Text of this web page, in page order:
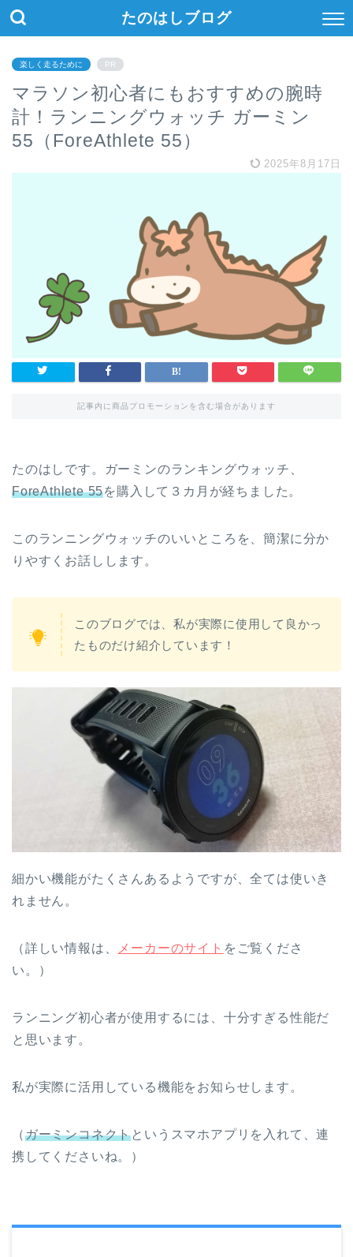
たのはしブログ
楽しく走るために PR
マラソン初心者にもおすすめの腕時
計！ランニングウォッチ ガーミン
55（ForeAthlete 55）
2025年8月17日
記事内に商品プロモーションを含む場合があります
たのはしです。ガーミンのランキングウォッチ、
ForeAthlete 55を購入して３カ月が経ちました。
このランニングウォッチのいいところを、簡潔に分か
りやすくお話しします。
このブログでは、私が実際に使用して良かっ
たものだけ紹介しています！
細かい機能がたくさんあるようですが、全ては使いき
れません。
（詳しい情報は、 メーカーのサイト をご覧くださ
い。）
ランニング初心者が使用するには、十分すぎる性能だ
と思います。
私が実際に活用している機能をお知らせします。
（ガーミンコネクトというスマホアプリを入れて、連
携してくださいね。）